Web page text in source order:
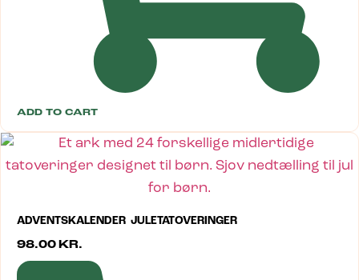
ADD TO CART
ADVENTSKALENDER JULETATOVERINGER
98.00 KR.